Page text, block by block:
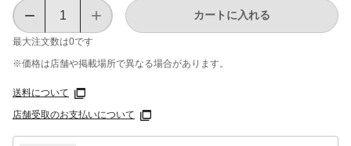
最大注文数は0です
カートに入れる
※価格は​店舗や​掲載場所で​異なる​場合が​あります。
送料について
店舗受取のお支払いについて